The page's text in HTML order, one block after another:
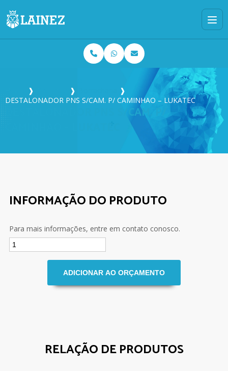
❱ ❱
❱
DESTALONADOR PNS S/CAM. P/ CAMINHAO – LUKATEC
DESTALONADOR PNS S/CAM. P/
INFORMAÇÃO DO PRODUTO
Para mais informações, entre em contato conosco.
RELAÇÃO DE PRODUTOS